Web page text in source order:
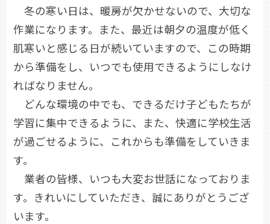
冬の寒い日は、暖房が欠かせないので、大切な
作業になります。また、最近は朝夕の温度が低く
肌寒いと感じる日が続いていますので、この時期
から準備をし、いつでも使用できるようにしなけ
ればなりません。
どんな環境の中でも、できるだけ子どもたちが
学習に集中できるように、また、快適に学校生活
が過ごせるように、これからも準備をしていきま
す。
業者の皆様、いつも大変お世話になっておりま
す。きれいにしていただき、誠にありがとうござ
います。